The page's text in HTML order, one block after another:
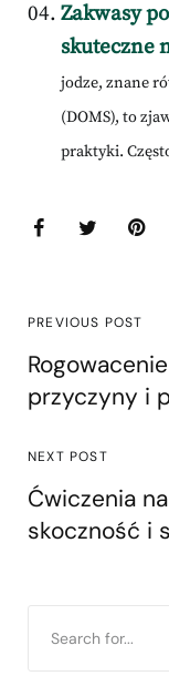
Zakwasy
skuteczne
jodze, znane
(DOMS), to
praktyki.
PREVIOUS POST
przyczyny i
NEXT POST
Ćwiczenia
skoczność i